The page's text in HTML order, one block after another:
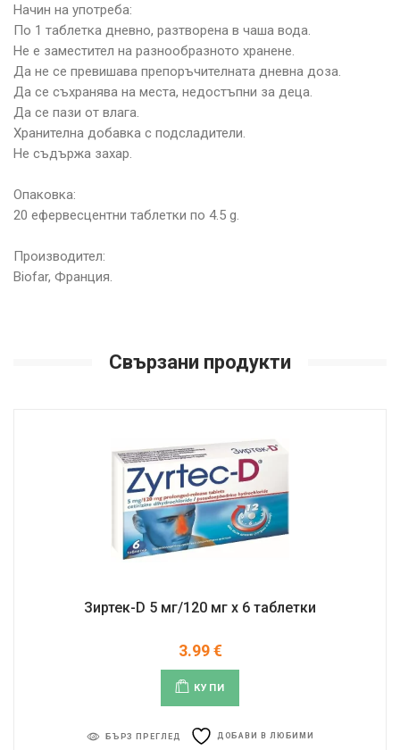
Начин на употреба:
По 1 таблетка дневно, разтворена в чаша вода.
Не е заместител на разнообразното хранене.
Да не се превишава препоръчителната дневна доза.
Да се съхранява на места, недостъпни за деца.
Да се пази от влага.
Хранителна добавка с подсладители.
Не съдържа захар.
Опаковка:
20 ефервесцентни таблетки по 4.5 g.
Производител:
Biofar, Франция.
Свързани продукти
Зиртек-D 5 мг/120 мг x 6 таблетки
3.99€
КУПИ
БЪРЗ ПРЕГЛЕД ДОБАВИ В ЛЮБИМИ